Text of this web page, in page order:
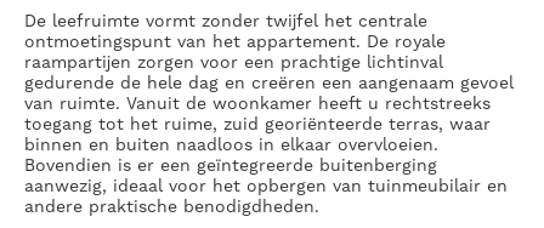
De leefruimte vormt zonder twijfel het centrale
ontmoetingspunt van het appartement. De royale
raampartijen zorgen voor een prachtige lichtinval
gedurende de hele dag en creëren een aangenaam gevoel
van ruimte. Vanuit de woonkamer heeft u rechtstreeks
toegang tot het ruime, zuid georiënteerde terras, waar
binnen en buiten naadloos in elkaar overvloeien.
Bovendien is er een geïntegreerde buitenberging
aanwezig, ideaal voor het opbergen van tuinmeubilair en
andere praktische benodigdheden.